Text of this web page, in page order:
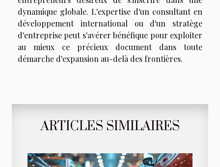
dynamique globale. L'expertise d'un consultant en
développement international ou d'un stratège
d'entreprise peut s'avérer bénéfique pour exploiter
au mieux ce précieux document dans toute
démarche d'expansion au-delà des frontières.
ARTICLES SIMILAIRES